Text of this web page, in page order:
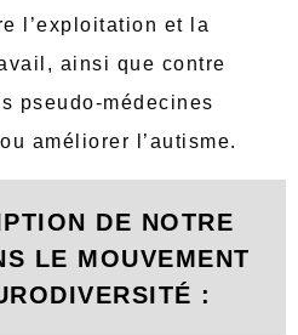
l’exploitation et la
ainsi que contre
pseudo-médecines
améliorer l’autisme.
DE NOTRE
LE MOUVEMENT
: